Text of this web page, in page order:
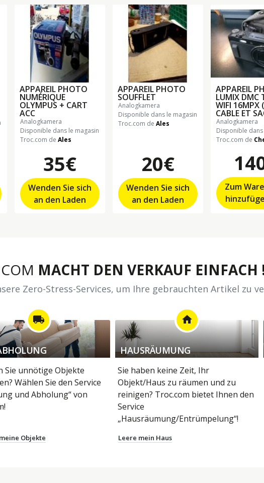
APPAREIL PHOTO
NUMÉRIQUE
OLYMPUS + CART
ACC
analogkamera
Disponible dans le magasin
Troc.com de Ales
35€
Wenden Sie sich
an den Laden
APPAREIL PHOTO
SOUFFLET
analogkamera
Disponible dans le magasin
Troc.com de Ales
20€
Wenden Sie sich
an den Laden
APPAREIL
LUMIX DMC
WIFI 16MPX
CABLE ET
analogkamera
Disponible
Troc.com de
Zum
MACHT DEN VERKAUF EINFACH
Zero-Stress-Services, um Ihre gebrauchten Artikel zu
local_shipping
Sie unnötige Objekte
Wählen Sie den Service
und Abholung“ von
Objekte
home
HAUSRÄUMUNG
Sie haben keine Zeit, Ihr
Objekt/Haus zu räumen und zu
reinigen? Troc.com bietet Ihnen den
Service
„Hausräumung/Entrümpelung“!
Leere mein Haus